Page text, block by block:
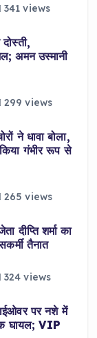
341 views
अमन उस्मानी
299 views
ने धावा बोला,
गंभीर रूप से
265 views
दीप्ति शर्मा का
तैनात
324 views
पर नशे में
घायल; VIP